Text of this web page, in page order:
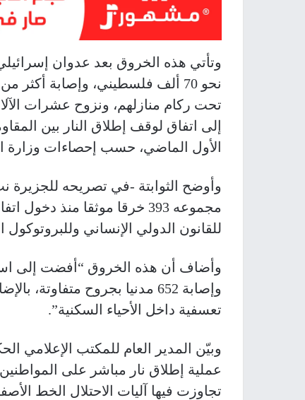
وتأتي هذه الخروق بعد عدوان
تحت ركام منازلهم، ونزوح عشرات
الأول الماضي، حسب إحصاءات
وأوضح الثوابتة -في تصريحه للجزيرة
مجموعه 393 خرقا موثقا منذ
للقانون الدولي الإنساني وللبروتوكول
تعسفية داخل الأحياء السكنية”.